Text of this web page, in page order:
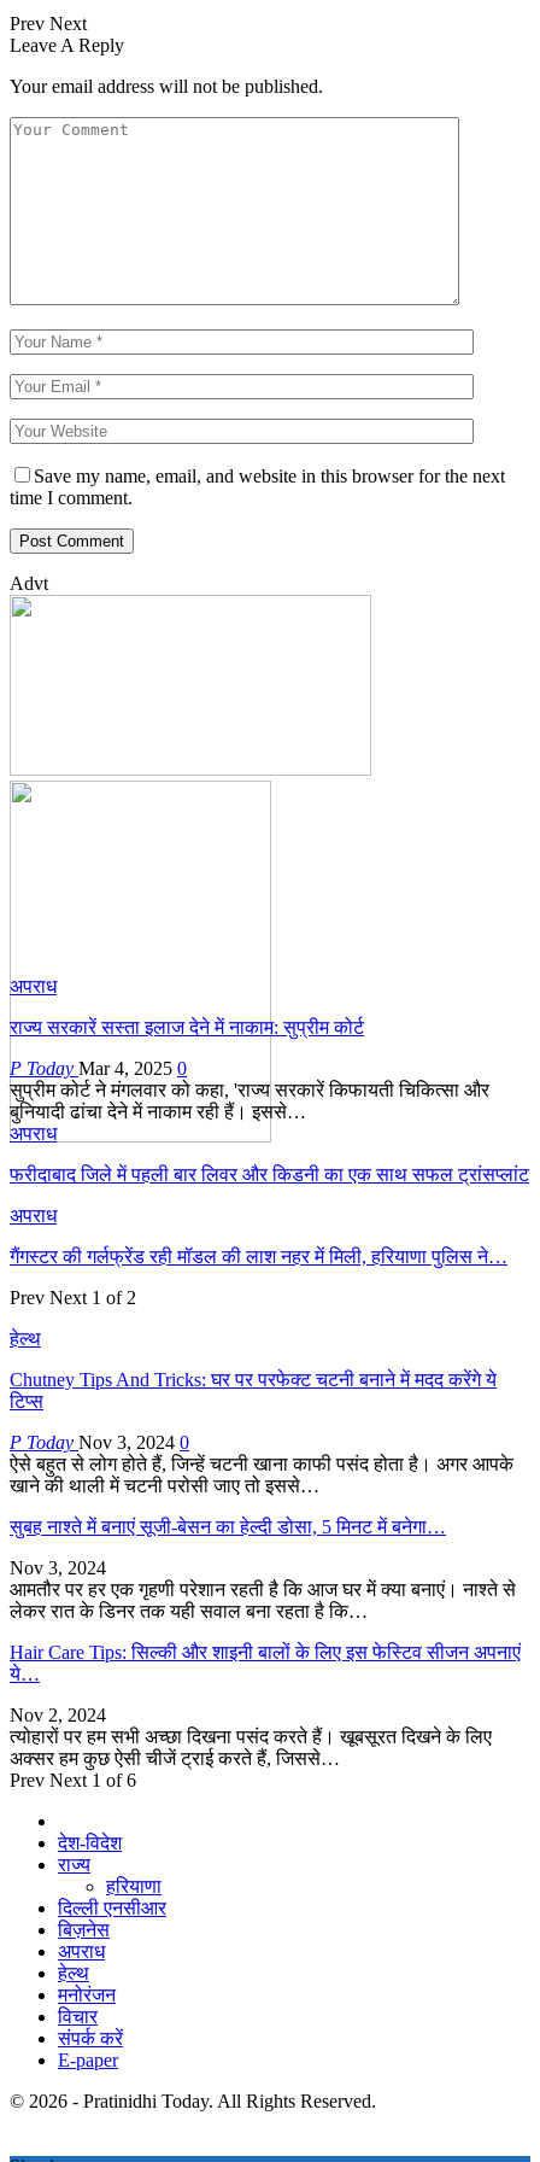
Prev Next
Leave A Reply
Your email address will not be published.
Save my name, email, and website in this browser for the next
time I comment.
Advt
अपराध
राज्य सरकारें सस्ता इलाज देने में नाकाम: सुप्रीम कोर्ट
P Today Mar 4, 2025 0
सुप्रीम कोर्ट ने मंगलवार को कहा, 'राज्य सरकारें किफायती चिकित्सा और
बुनियादी ढांचा देने में नाकाम रही हैं। इससे…
अपराध
फरीदाबाद जिले में पहली बार लिवर और किडनी का एक साथ सफल ट्रांसप्लांट
अपराध
गैंगस्टर की गर्लफ्रेंड रही मॉडल की लाश नहर में मिली, हरियाणा पुलिस ने…
Prev Next 1 of 2
हेल्थ
Chutney Tips And Tricks: घर पर परफेक्ट चटनी बनाने में मदद करेंगे ये
टिप्स
P Today Nov 3, 2024 0
ऐसे बहुत से लोग होते हैं, जिन्हें चटनी खाना काफी पसंद होता है। अगर आपके
खाने की थाली में चटनी परोसी जाए तो इससे…
सुबह नाश्ते में बनाएं सूजी-बेसन का हेल्दी डोसा, 5 मिनट में बनेगा…
Nov 3, 2024
आमतौर पर हर एक गृहणी परेशान रहती है कि आज घर में क्या बनाएं। नाश्ते से
लेकर रात के डिनर तक यही सवाल बना रहता है कि…
Hair Care Tips: सिल्की और शाइनी बालों के लिए इस फेस्टिव सीजन अपनाएं
ये…
Nov 2, 2024
त्योहारों पर हम सभी अच्छा दिखना पसंद करते हैं। खूबसूरत दिखने के लिए
अक्सर हम कुछ ऐसी चीजें ट्राई करते हैं, जिससे…
Prev Next 1 of 6
देश-विदेश
राज्य
हरियाणा
दिल्ली एनसीआर
बिज़नेस
अपराध
हेल्थ
मनोरंजन
विचार
संपर्क करें
E-paper
© 2026 - Pratinidhi Today. All Rights Reserved.